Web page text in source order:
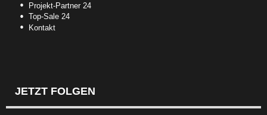
Projekt-Partner 24
Top-Sale 24
Kontakt
JETZT FOLGEN